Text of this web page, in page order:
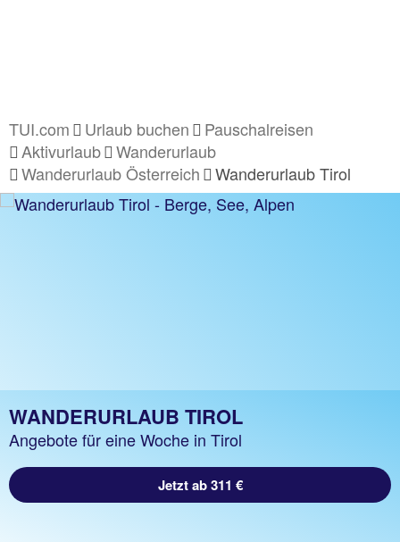
TUI.com Urlaub buchen
Pauschalreisen
Aktivurlaub
Wanderurlaub
Wanderurlaub Österreich
Wanderurlaub Tirol
WANDERURLAUB TIROL
Angebote für eine Woche in Tirol
Jetzt ab 311 €